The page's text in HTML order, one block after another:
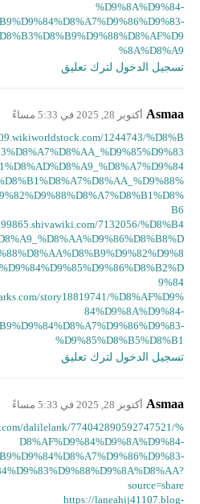
%D9%8A%D9%84-
%8A%D8%A9
تسجيل الدخول لترك تعليق
Asmaa أكتوبر 28, 2025 في 5:33 مساءً
1244743/%D8%B
B6
7132056/%D8%B4
9%84
story18819741/%D8%AF%D9%
84%D9%8A%D9%84-
%D9%85%D8%B5%D8%B1
تسجيل الدخول لترك تعليق
Asmaa أكتوبر 28, 2025 في 5:33 مساءً
dalilelank/774042890592747521/%
D8%AF%D9%84%D9%8A%D9%84-
source=share
https://laneahij41107.blog-